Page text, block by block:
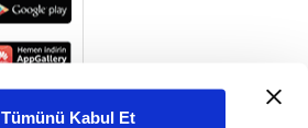
Tümünü Kabul Et